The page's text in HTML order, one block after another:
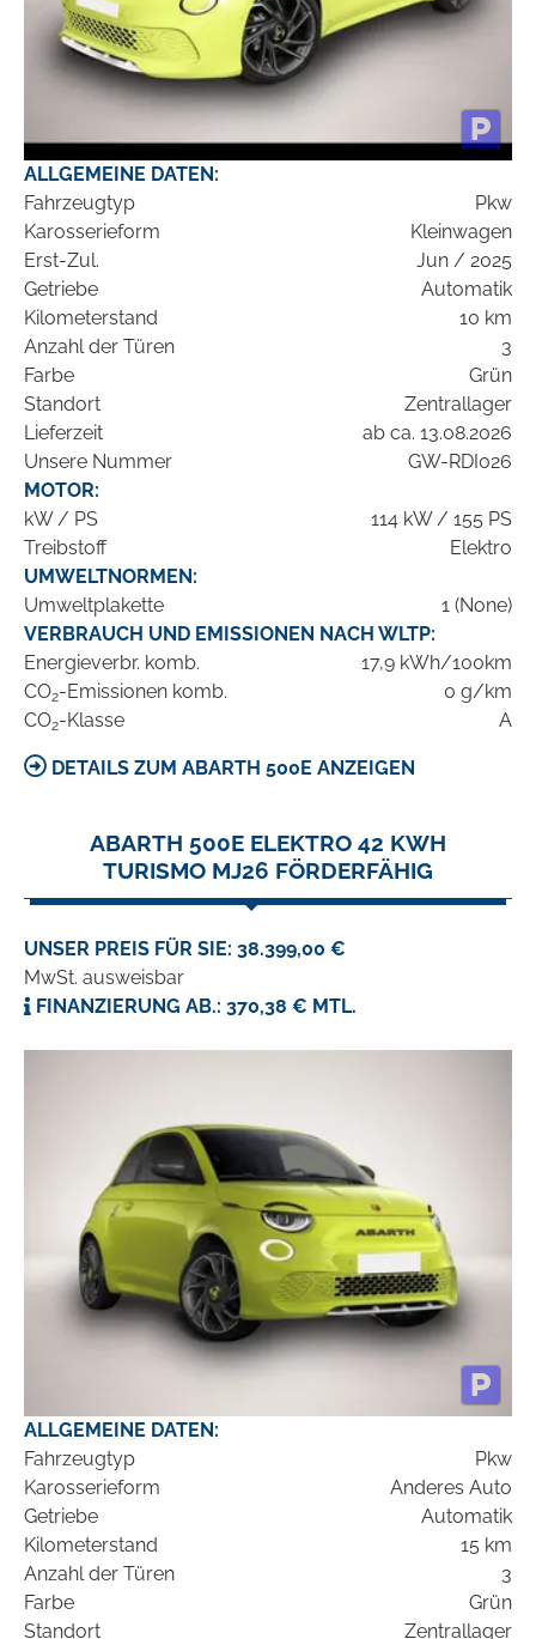
ALLGEMEINE DATEN:
Fahrzeugtyp
Pkw
Karosserieform
Kleinwagen
Erst-Zul.
Jun / 2025
Getriebe
Automatik
Kilometerstand
10 km
Anzahl der Türen
3
Farbe
Grün
Standort
Zentrallager
Lieferzeit
ab ca. 13.08.2026
Unsere Nummer
GW-RDI026
MOTOR:
kW / PS
114 kW / 155 PS
Treibstoff
Elektro
UMWELTNORMEN:
Umweltplakette
1 (None)
VERBRAUCH UND EMISSIONEN NACH WLTP:
Energieverbr. komb.
17,9 kWh/100km
CO2-Emissionen komb.
0 g/km
CO2-Klasse A
DETAILS ZUM ABARTH 500E ANZEIGEN
ABARTH 500E ELEKTRO 42 KWH
TURISMO MJ26 FÖRDERFÄHIG
UNSER PREIS FÜR SIE: 38.399,00 €
MwSt. ausweisbar
FINANZIERUNG AB.: 370,38 € MTL.
ALLGEMEINE DATEN:
Fahrzeugtyp
Pkw
Karosserieform
Anderes Auto
Getriebe
Automatik
Kilometerstand
15 km
Anzahl der Türen
3
Farbe
Grün
Standort
Zentrallager